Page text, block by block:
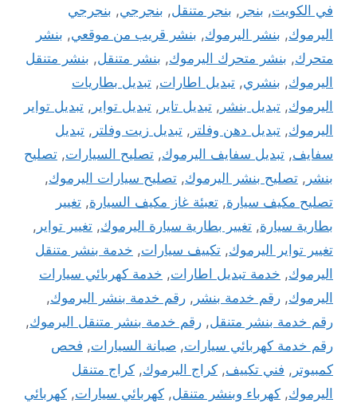
في الكويت, بنجر , بنجر متنقل, بنجرجي, بنجرجي
اليرموك, بنشر اليرموك, بنشر قريب من موقعي, بنشر
متحرك, بنشر متحرك اليرموك, بنشر متنقل, بنشر متنقل
اليرموك, بنشري, تبديل اطارات, تبديل بطاريات
اليرموك, تبديل بنشر , تبديل تاير , تبديل تواير , تبديل تواير
اليرموك, تبديل دهن وفلتر , تبديل زيت وفلتر , تبديل
سفايف, تبديل سفايف اليرموك, تصليح السيارات, تصليح
بنشر , تصليح بنشر اليرموك, تصليح سيارات اليرموك,
تصليح مكيف سيارة, تعبئة غاز مكيف السيارة, تغيير
بطارية سيارة, تغيير بطارية سيارة اليرموك, تغيير تواير ,
تغيير تواير اليرموك, تكييف سيارات, خدمة بنشر متنقل
اليرموك, خدمة تبديل اطارات, خدمة كهربائي سيارات
اليرموك, رقم خدمة بنشر , رقم خدمة بنشر اليرموك,
رقم خدمة بنشر متنقل, رقم خدمة بنشر متنقل اليرموك,
رقم خدمة كهربائي سيارات, صيانة السيارات, فحص
كمبيوتر , فني تكييف, كراج اليرموك, كراج متنقل
اليرموك, كهرباء وبنشر متنقل, كهربائي سيارات, كهربائي